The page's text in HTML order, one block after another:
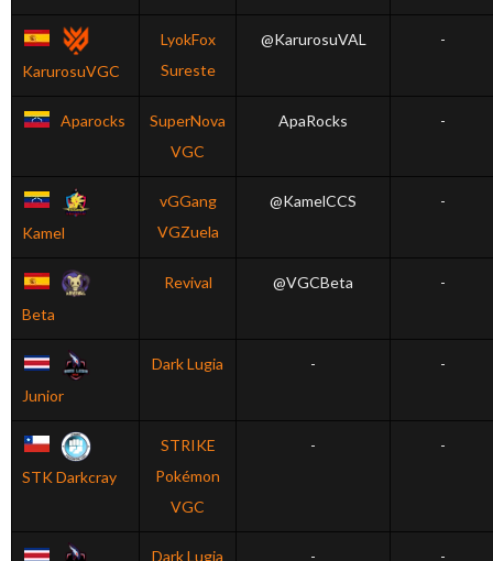
KarurosuVGC
LyokFox
Sureste
@KarurosuVAL -
Aparocks
SuperNova
VGC
ApaRocks -
Kamel
vGGang
VGZuela
@KamelCCS -
Beta
Revival @VGCBeta -
Junior
Dark Lugia - -
STK Darkcray
STRIKE
Pokémon
VGC
- -
Dark Lugia - -